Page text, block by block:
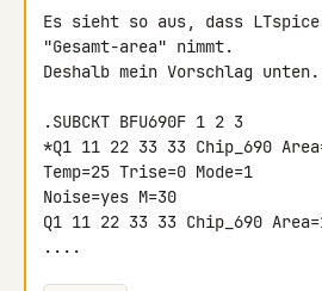
Es sieht so aus, dass
"Gesamt-area" nimmt.
Deshalb mein Vorschlag unten.
.SUBCKT BFU690F 1 2 3
*Q1 11 22 33 33 Chip_690
Temp=25 Trise=0 Mode=1
Noise=yes M=30
Q1 11 22 33 33 Chip_690
....